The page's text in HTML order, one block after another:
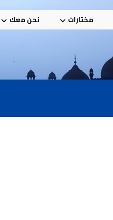
مختارات نحن معك